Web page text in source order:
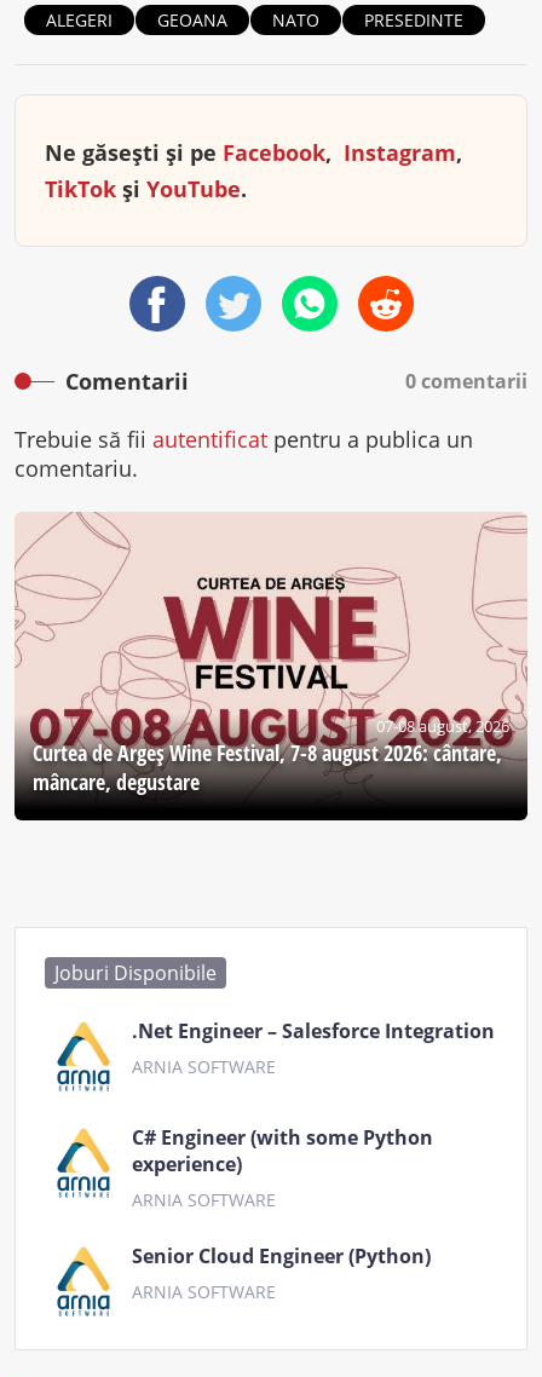
ALEGERI GEOANA NATO PRESEDINTE
Ne găsești și pe Facebook, Instagram,
TikTok și YouTube.
Comentarii 0 comentarii
Trebuie să fii autentificat pentru a publica un
comentariu.
07-08 august, 2026
Curtea de Argeş Wine Festival, 7-8 august 2026: cântare,
mâncare, degustare
Joburi Disponibile
.Net Engineer – Salesforce Integration
ARNIA SOFTWARE
C# Engineer (with some Python
experience)
ARNIA SOFTWARE
Senior Cloud Engineer (Python)
ARNIA SOFTWARE